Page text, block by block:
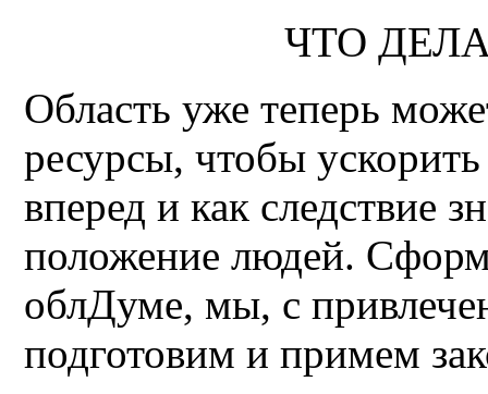
ЧТО
Область уже теперь
ресурсы, чтобы
вперед и как следствие
положение людей.
облДуме, мы, с
подготовим и примем